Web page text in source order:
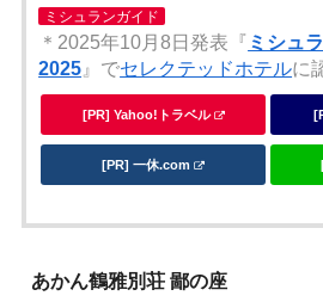
ミシュランガイド
＊2025年10月8日発表『 ミシュ
2025 』でセレクテッドホテルに
[PR] Yahoo!トラベル
[PR] 一休.com
あかん鶴雅別荘 鄙の座